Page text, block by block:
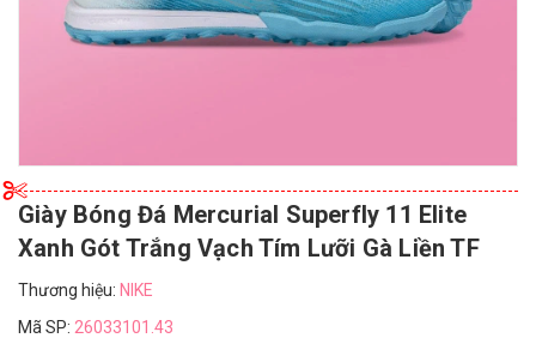
Giày Bóng Đá Mercurial Superfly 11 Elite
Xanh Gót Trắng Vạch Tím Lưỡi Gà Liền TF
Thương hiệu: NIKE
Mã SP: 26033101.43